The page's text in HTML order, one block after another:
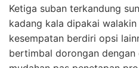
Ketiga suban terkandung
kadang kala dipakai
kesempatan berdiri opsi
bertimbal dorongan dengan